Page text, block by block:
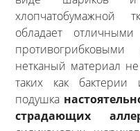
хлопчатобумажной
обладает
нетканый материал
таких как
подушка
страдающих